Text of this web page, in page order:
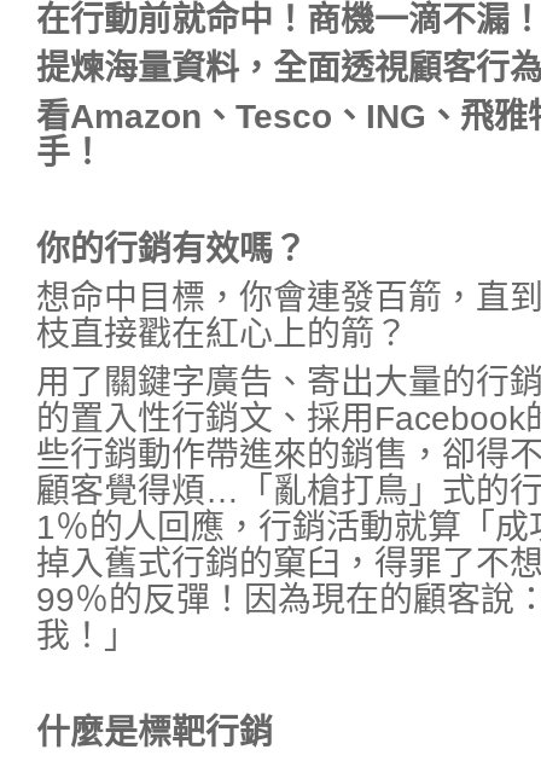
在行動前就命中！商機一滴不漏
提煉海量資料，全面透視顧客行
看Amazon、Tesco、ING、飛雅
手！
你的行銷有效嗎？
想命中目標，你會連發百箭，直
枝直接戳在紅心上的箭？
用了關鍵字廣告、寄出大量的行
的置入性行銷文、採用Facebook
些行銷動作帶進來的銷售，卻得
顧客覺得煩…「亂槍打鳥」式的
1％的人回應，行銷活動就算「
掉入舊式行銷的窠臼，得罪了不
99％的反彈！因為現在的顧客說
我！」
什麼是標靶行銷